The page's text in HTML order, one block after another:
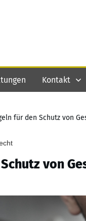
Kontakt
für den Schutz von
von